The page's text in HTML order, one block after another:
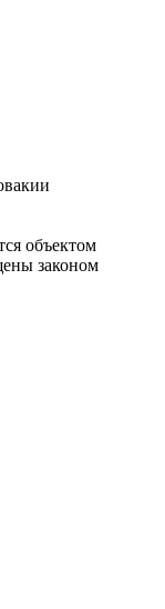
объектом
законом